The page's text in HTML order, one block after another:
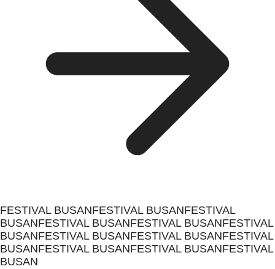
FESTIVAL BUSANFESTIVAL BUSANFESTIVAL
BUSANFESTIVAL BUSANFESTIVAL BUSANFESTIVAL
BUSANFESTIVAL BUSANFESTIVAL BUSANFESTIVAL
BUSANFESTIVAL BUSANFESTIVAL BUSANFESTIVAL
BUSAN